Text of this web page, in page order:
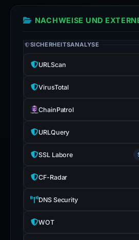
NACHWEISE UND
SICHERHEITSANALYSE
URLScan
VirusTotal
ChainPatrol
URLQuery
SSL Labore
CF-Radar
DNS Security
WOT